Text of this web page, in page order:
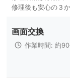
画面交換
作業時間: 約